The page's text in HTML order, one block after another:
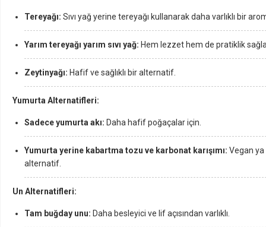
Tereyağı: Sıvı yağ yerine tereyağı kullanarak daha varlıklı bir
Yarım tereyağı yarım sıvı yağ: Hem lezzet hem de pratiklik
Zeytinyağı: Hafif ve sağlıklı bir alternatif.
Yumurta Alternatifleri:
Sadece yumurta akı: Daha hafif poğaçalar için.
Yumurta yerine kabartma tozu ve karbonat karışımı: Vegan
alternatif.
Un Alternatifleri:
Tam buğday unu: Daha besleyici ve lif açısından varlıklı.